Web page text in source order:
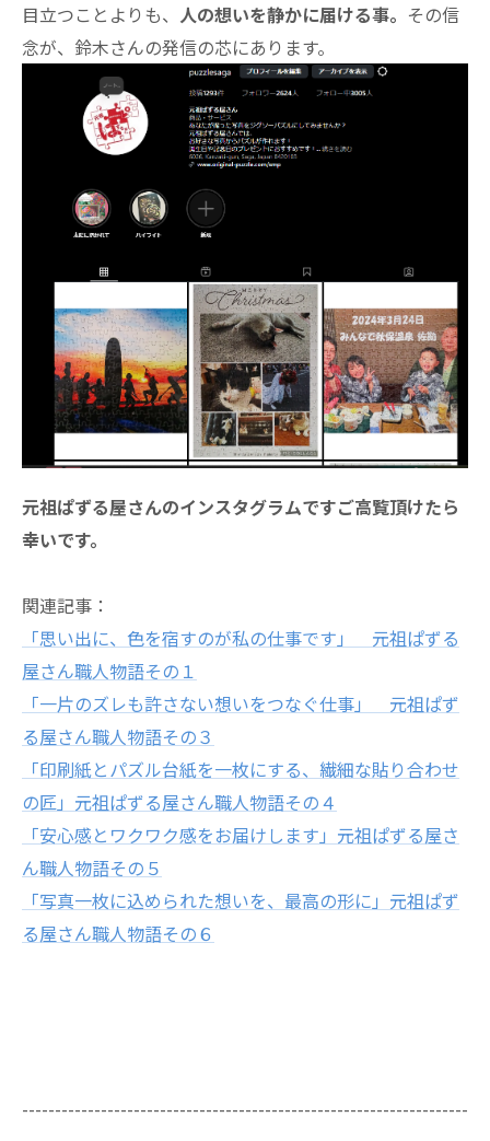
目立つことよりも、 人の想いを静かに届ける事。 その信
念が、鈴木さんの発信の芯にあります。
元祖ぱずる屋さんのインスタグラムですご高覧頂けたら
幸いです。
関連記事：
「思い出に、色を宿すのが私の仕事です」 元祖ぱずる
屋さん職人物語その１
「一片のズレも許さない想いをつなぐ仕事」 元祖ぱず
る屋さん職人物語その３
「印刷紙とパズル台紙を一枚にする、繊細な貼り合わせ
の匠」元祖ぱずる屋さん職人物語その４
「安心感とワクワク感をお届けします」元祖ぱずる屋さ
ん職人物語その５
「写真一枚に込められた想いを、最高の形に」元祖ぱず
る屋さん職人物語その６
--------------------------------------------------------------------